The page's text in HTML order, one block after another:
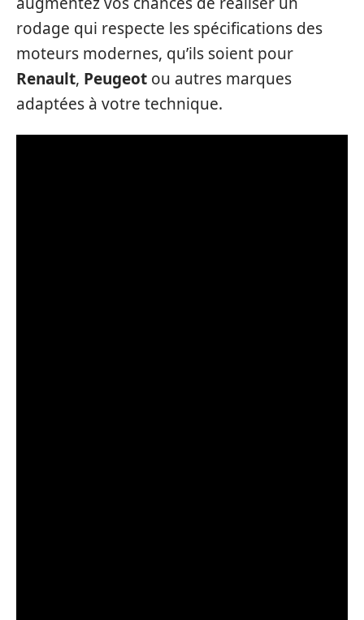
rodage qui respecte les spécifications des
moteurs modernes, qu’ils soient pour
Renault, Peugeot ou autres marques
adaptées à votre technique.